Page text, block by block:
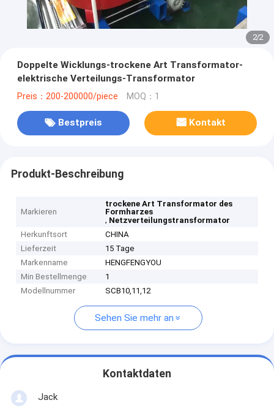
2/2
Doppelte Wicklungs-trockene Art Transformator-
elektrische Verteilungs-Transformator
Preis：200-200000/piece MOQ：1
Bestpreis Kontakt
Produkt-Beschreibung
Markieren
trockene Art Transformator des
Formharzes
, Netzverteilungstransformator
Herkunftsort
CHINA
Lieferzeit
15 Tage
Markenname
HENGFENGYOU
Min Bestellmenge
1
Modellnummer
SCB10,11,12
Sehen Sie mehr an
Kontaktdaten
Jack